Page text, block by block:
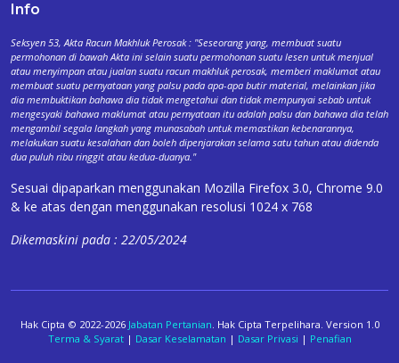
Info
Seksyen 53, Akta Racun Makhluk Perosak : "Seseorang yang, membuat suatu
permohonan di bawah Akta ini selain suatu permohonan suatu lesen untuk menjual
atau menyimpan atau jualan suatu racun makhluk perosak, memberi maklumat atau
membuat suatu pernyataan yang palsu pada apa-apa butir material, melainkan jika
dia membuktikan bahawa dia tidak mengetahui dan tidak mempunyai sebab untuk
mengesyaki bahawa maklumat atau pernyataan itu adalah palsu dan bahawa dia telah
mengambil segala langkah yang munasabah untuk memastikan kebenarannya,
melakukan suatu kesalahan dan boleh dipenjarakan selama satu tahun atau didenda
dua puluh ribu ringgit atau kedua-duanya."
Sesuai dipaparkan menggunakan Mozilla Firefox 3.0, Chrome 9.0
& ke atas dengan menggunakan resolusi 1024 x 768
Dikemaskini pada : 22/05/2024
Hak Cipta © 2022-2026 Jabatan Pertanian. Hak Cipta Terpelihara. Version 1.0
Terma & Syarat| Dasar Keselamatan | Dasar Privasi | Penafian